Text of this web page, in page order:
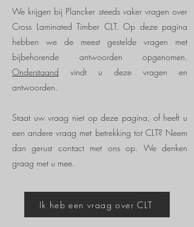
We krijgen bij Plancker steeds vaker vragen over
Cross Laminated Timber CLT. Op deze pagina
hebben we de meest gestelde vragen met
bijbehorende antwoorden opgenomen.
Onderstaand vindt u deze vragen en
antwoorden.
Staat uw vraag niet op deze pagina, of heeft u
een andere vraag met betrekking tot CLT? Neem
dan gerust contact met ons op. We denken
graag met u mee.
Ik heb een vraag over CLT